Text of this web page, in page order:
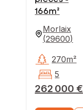
166m²
Morlaix
(29600)
262 000 €
270m²
5